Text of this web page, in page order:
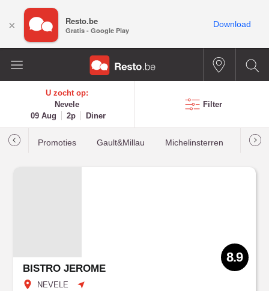
U zocht op:
Nevele
09 Aug
2p Diner
Filter
Promoties Gault&Millau Michelinsterren
BISTRO JEROME
NEVELE
8.9
× Resto.be
Gratis - Google Play
Download